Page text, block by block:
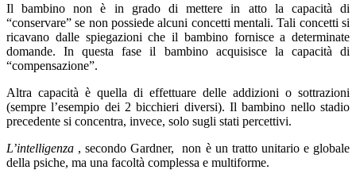
Il bambino non è in grado di mettere in atto la capacità di
“conservare” se non possiede alcuni concetti mentali. Tali concetti si
ricavano dalle spiegazioni che il bambino fornisce a determinate
domande. In questa fase il bambino acquisisce la capacità di
“compensazione”.
Altra capacità è quella di effettuare delle addizioni o sottrazioni
(sempre l’esempio dei 2 bicchieri diversi). Il bambino nello stadio
precedente si concentra, invece, solo sugli stati percettivi.
L’intelligenza , secondo Gardner, non è un tratto unitario e globale
della psiche, ma una facoltà complessa e multiforme.